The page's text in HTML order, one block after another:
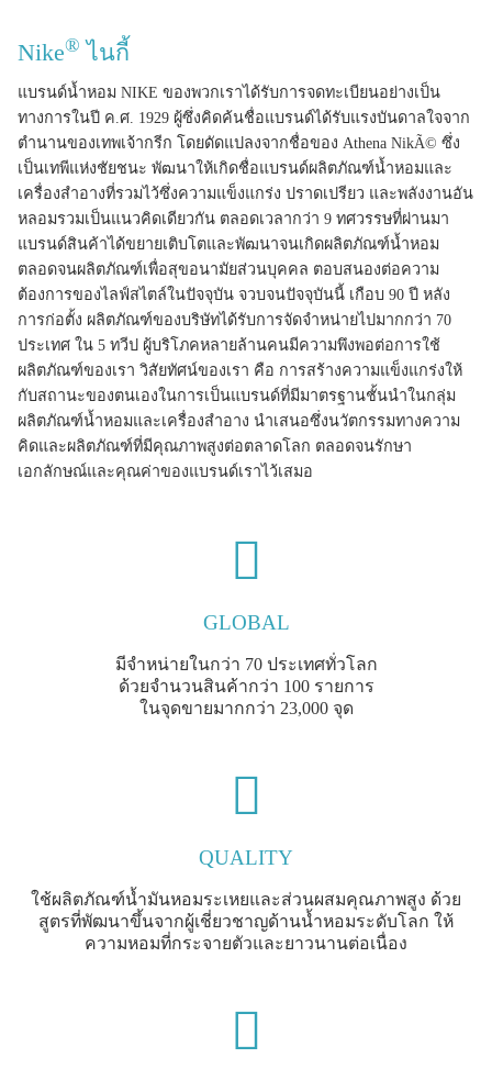
Nike® ไนกี้
แบรนด์น้ำหอม NIKE ของพวกเราได้รับการจดทะเบียนอย่างเป็น
ทางการในปี ค.ศ. 1929 ผู้ซึ่งคิดค้นชื่อแบรนด์ได้รับแรงบันดาลใจจาก
ตำนานของเทพเจ้ากรีก โดยดัดแปลงจากชื่อของ Athena NikÃ© ซึ่ง
เป็นเทพีแห่งชัยชนะ พัฒนาให้เกิดชื่อแบรนด์ผลิตภัณฑ์น้ำหอมและ
เครื่องสำอางที่รวมไว้ซึ่งความแข็งแกร่ง ปราดเปรียว และพลังงานอัน
หลอมรวมเป็นแนวคิดเดียวกัน ตลอดเวลากว่า 9 ทศวรรษที่ผ่านมา
แบรนด์สินค้าได้ขยายเติบโตและพัฒนาจนเกิดผลิตภัณฑ์น้ำหอม
ตลอดจนผลิตภัณฑ์เพื่อสุขอนามัยส่วนบุคคล ตอบสนองต่อความ
ต้องการของไลฟ์สไตล์ในปัจจุบัน จวบจนปัจจุบันนี้ เกือบ 90 ปี หลัง
การก่อตั้ง ผลิตภัณฑ์ของบริษัทได้รับการจัดจำหน่ายไปมากกว่า 70
ประเทศ ใน 5 ทวีป ผู้บริโภคหลายล้านคนมีความพึงพอต่อการใช้
ผลิตภัณฑ์ของเรา วิสัยทัศน์ของเรา คือ การสร้างความแข็งแกร่งให้
กับสถานะของตนเองในการเป็นแบรนด์ที่มีมาตรฐานชั้นนำในกลุ่ม
ผลิตภัณฑ์น้ำหอมและเครื่องสำอาง นำเสนอซึ่งนวัตกรรมทางความ
คิดและผลิตภัณฑ์ที่มีคุณภาพสูงต่อตลาดโลก ตลอดจนรักษา
เอกลักษณ์และคุณค่าของแบรนด์เราไว้เสมอ
GLOBAL
มีจำหน่ายในกว่า 70 ประเทศทั่วโลก
ด้วยจำนวนสินค้ากว่า 100 รายการ
ในจุดขายมากกว่า 23,000 จุด
QUALITY
ใช้ผลิตภัณฑ์น้ำมันหอมระเหยและส่วนผสมคุณภาพสูง ด้วย
สูตรที่พัฒนาขึ้นจากผู้เชี่ยวชาญด้านน้ำหอมระดับโลก ให้
ความหอมที่กระจายตัวและยาวนานต่อเนื่อง